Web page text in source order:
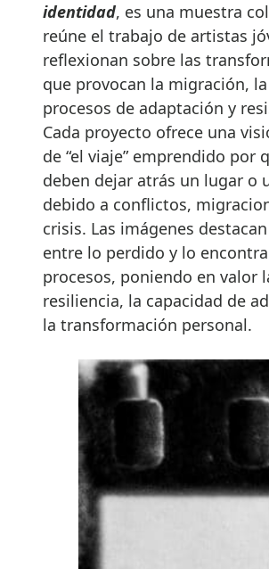
identidad, es una muestra
reúne el trabajo de artistas
reflexionan sobre las
que provocan la migración,
procesos de adaptación y
Cada proyecto ofrece una
de “el viaje” emprendido por
deben dejar atrás un lugar o
debido a conflictos,
crisis. Las imágenes
entre lo perdido y lo
procesos, poniendo en valor
resiliencia, la capacidad de
la transformación personal.